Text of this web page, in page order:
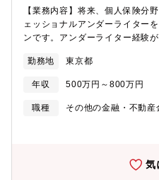
外のチームからのサポートメン
当部門でのマネージャーを目指
ご本人のご希望により、他の保
転向や営業職への転向も可能で
例１営業職で入社（新卒、院卒
イターとして中途入社－ 4年
格【魅力】★世界最大級の外資
害保険会社であり、アメリカを
【業務内容】将来、個人保険分
ェッショナルアンダーライター
ンです。アンダーライター経験
の専門でも幅広い経験を積み、
ッショナルを目指すことが可能
書化・標準ファイルやポートフ
UAGにおける限定的な引受権限
び継続契約時に適切なアンダー
系損害保険会社：同社は日本市
え、安定した財務基盤をベース
勤務地 東京都
年収 500万円～800万円
職種
その他の金融・不動
気